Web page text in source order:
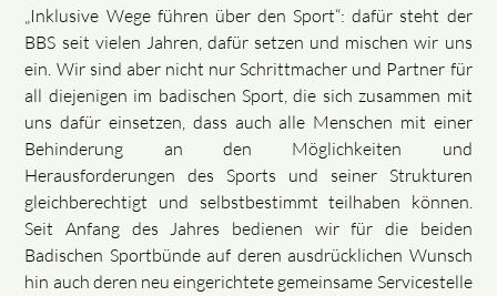
„Inklusive Wege führen über den Sport“: dafür steht der
BBS seit vielen Jahren, dafür setzen und mischen wir uns
ein. Wir sind aber nicht nur Schrittmacher und Partner für
all diejenigen im badischen Sport, die sich zusammen mit
uns dafür einsetzen, dass auch alle Menschen mit einer
Behinderung an den Möglichkeiten und
Herausforderungen des Sports und seiner Strukturen
gleichberechtigt und selbstbestimmt teilhaben können.
Seit Anfang des Jahres bedienen wir für die beiden
Badischen Sportbünde auf deren ausdrücklichen Wunsch
hin auch deren neu eingerichtete gemeinsame Servicestelle